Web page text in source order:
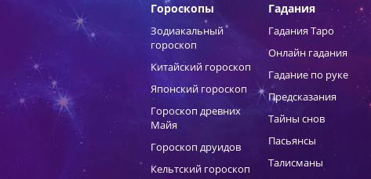
Гороскопы
Зодиакальный
гороскоп
Китайский гороскоп
Японский гороскоп
Гороскоп древних
Майя
Гороскоп друидов
Кельтский гороскоп
Гадания
Гадания Таро
Онлайн гадания
Гадание по руке
Предсказания
Тайны снов
Пасьянсы
Талисманы